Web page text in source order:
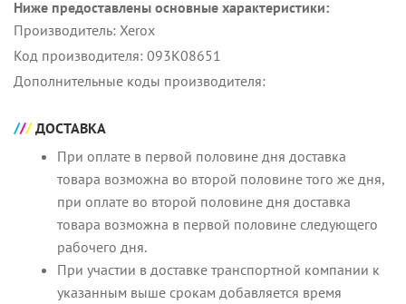
Ниже предоставлены основные характеристики:
Производитель: Xerox
Код производителя: 093K08651
Дополнительные коды производителя:
ДОСТАВКА
При оплате в первой половине дня доставка
товара возможна во второй половине того же дня,
при оплате во второй половине дня доставка
товара возможна в первой половине следующего
рабочего дня.
При участии в доставке транспортной компании к
указанным выше срокам добавляется время